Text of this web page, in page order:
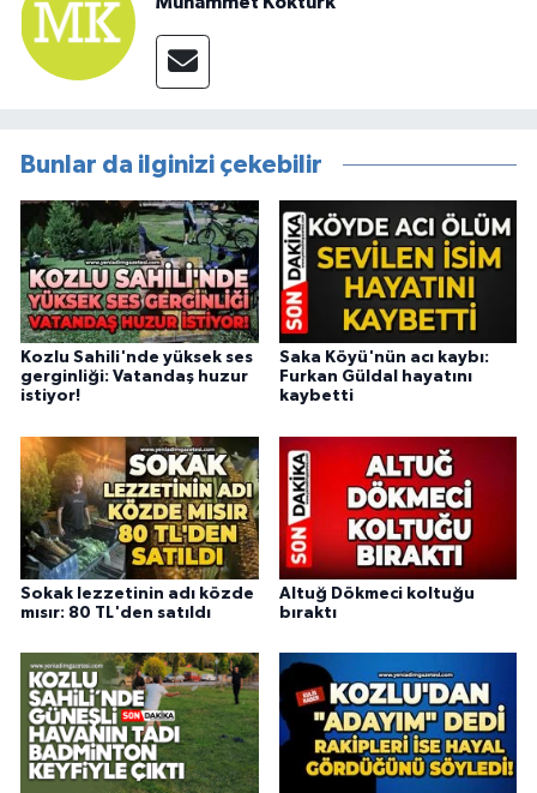
Bunlar da ilginizi çekebilir
Kozlu Sahili'nde yüksek ses
gerginliği: Vatandaş huzur
istiyor!
Saka Köyü'nün acı kaybı:
Furkan Güldal hayatını
kaybetti
Sokak lezzetinin adı közde
mısır: 80 TL'den satıldı
Altuğ Dökmeci koltuğu
bıraktı